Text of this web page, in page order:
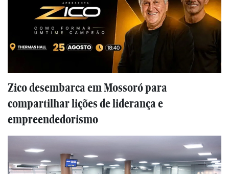
Zico desembarca em Mossoró para
compartilhar lições de liderança e
empreendedorismo